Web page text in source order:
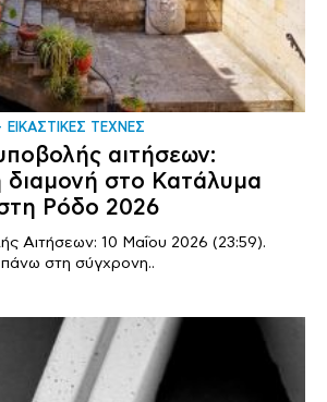
ΕΙΚΑΣΤΙΚΕΣ ΤΕΧΝΕΣ
αιτήσεων:
διαμονή στο Κατάλυμα
Ρόδο 2026
Αιτήσεων: 10 Μαΐου 2026 (23:59).
πάνω στη σύγχρονη..